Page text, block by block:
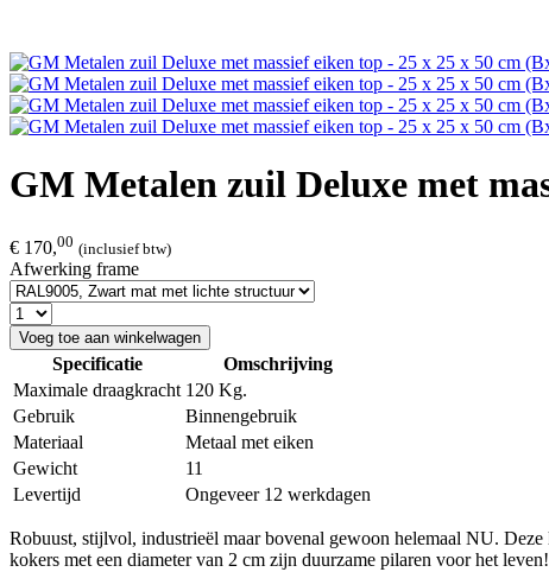
GM Metalen zuil Deluxe met
€ 170,00 (inclusief btw)
Afwerking frame
Voeg toe aan winkelwagen
Specificatie
Omschrijving
Maximale draagkracht 120 Kg.
Gebruik
Binnengebruik
Materiaal
Metaal met eiken
Gewicht
11
Levertijd
Ongeveer 12 werkdagen
Robuust, stijlvol, industrieël maar bovenal gewoon helemaal NU.
kokers met een diameter van 2 cm zijn duurzame pilaren voor het